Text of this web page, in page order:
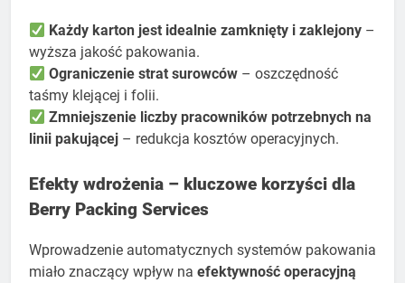
Każdy karton jest idealnie zamknięty i zaklejony –
wyższa jakość pakowania.
Ograniczenie strat surowców – oszczędność
taśmy klejącej i folii.
Zmniejszenie liczby pracowników potrzebnych na
linii pakującej – redukcja kosztów operacyjnych.
Efekty wdrożenia – kluczowe korzyści dla
Berry Packing Services
Wprowadzenie automatycznych systemów pakowania
miało znaczący wpływ na efektywność operacyjną